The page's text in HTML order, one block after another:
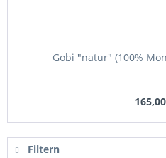
Gobi "natur" (100%
Filtern